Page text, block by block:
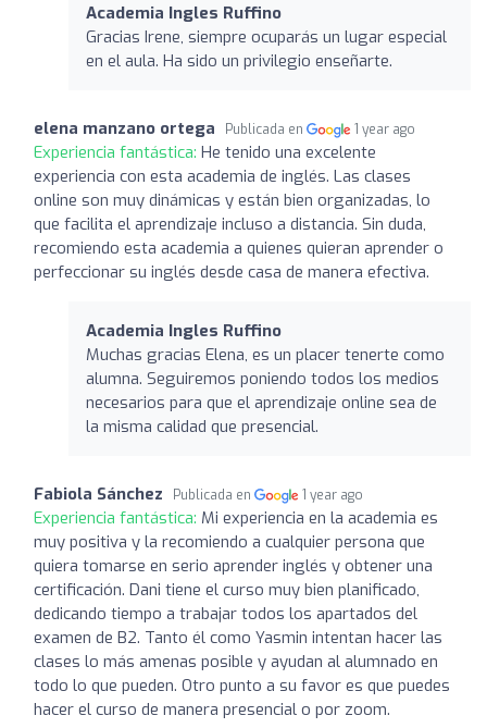
Academia Ingles Ruffino
Gracias Irene, siempre ocuparás un lugar especial
en el aula. Ha sido un privilegio enseñarte.
elena manzano ortega Publicada en 1 year ago
Experiencia fantástica: He tenido una excelente
experiencia con esta academia de inglés. Las clases
online son muy dinámicas y están bien organizadas, lo
que facilita el aprendizaje incluso a distancia. Sin duda,
recomiendo esta academia a quienes quieran aprender o
perfeccionar su inglés desde casa de manera efectiva.
Academia Ingles Ruffino
Muchas gracias Elena, es un placer tenerte como
alumna. Seguiremos poniendo todos los medios
necesarios para que el aprendizaje online sea de
la misma calidad que presencial.
Fabiola Sánchez Publicada en 1 year ago
Experiencia fantástica: Mi experiencia en la academia es
muy positiva y la recomiendo a cualquier persona que
quiera tomarse en serio aprender inglés y obtener una
certificación. Dani tiene el curso muy bien planificado,
dedicando tiempo a trabajar todos los apartados del
examen de B2. Tanto él como Yasmin intentan hacer las
clases lo más amenas posible y ayudan al alumnado en
todo lo que pueden. Otro punto a su favor es que puedes
hacer el curso de manera presencial o por zoom.